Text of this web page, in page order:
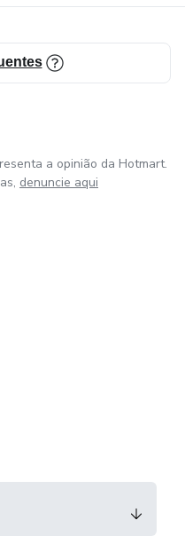
a opinião da Hotmart.
denuncie aqui